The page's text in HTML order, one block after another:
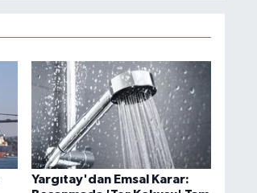
Yargıtay'dan Emsal Karar: